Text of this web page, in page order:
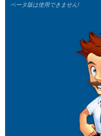
ベータ版は使用できません!